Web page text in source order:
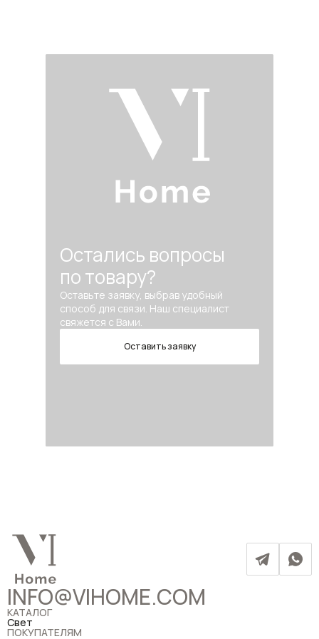
Остались вопросы
по товару?
Оставьте заявку, выбрав удобный
способ для связи. Наш специалист
свяжется с Вами.
Оставить заявку
INFO@VIHOME.COM
КАТАЛОГ
Свет
ПОКУПАТЕЛЯМ